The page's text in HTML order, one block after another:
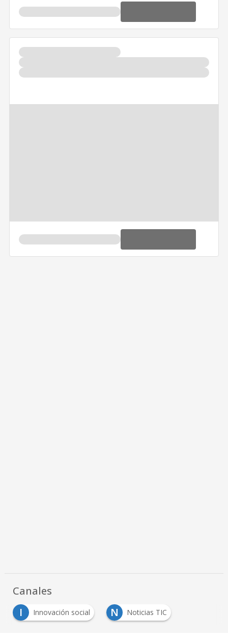
Canales
I
Innovación social N Noticias TIC